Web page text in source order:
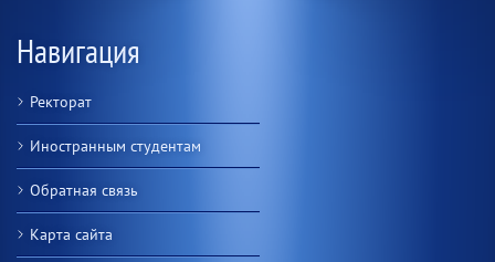
Навигация
Ректорат
Иностранным студентам
Обратная связь
Карта сайта